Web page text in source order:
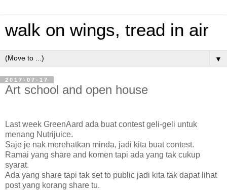
walk on wings, tread in air
▼
2017-07-17
Art school and open house
Last week GreenAard ada buat contest geli-geli untuk
menang Nutrijuice.
Saje je nak merehatkan minda, jadi kita buat contest.
Ramai yang share and komen tapi ada yang tak cukup
syarat.
Ada yang share tapi tak set to public jadi kita tak dapat lihat
post yang korang share tu.